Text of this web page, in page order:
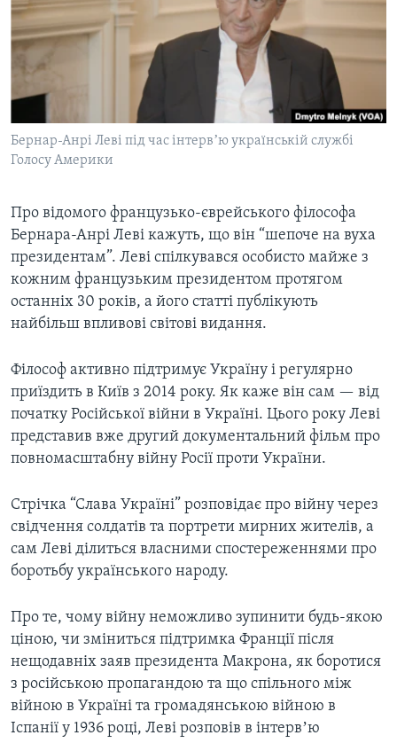
СУСПІЛЬСТВО
ЕКОНОМІКА
ІСТОРІЇ УСПІХУ УКРАЇНЦІВ
ТЕЛЕПРОГРАМИ
ЧАС-TIME
БРИФІНГ ГОЛОСУ АМЕРИКИ
ВІКНО В АМЕРИКУ
ПОГЛЯД З ВАШИНГТОНА
ENGLISH
МИ В СОЦМЕРЕЖАХ
Мови
Бернар-Анрі Леві під час інтервʼю українській службі
Голосу Америки
Про відомого французько-єврейського філософа
Бернара-Анрі Леві кажуть, що він “шепоче на вуха
президентам”. Леві спілкувався особисто майже з
кожним французьким президентом протягом
останніх 30 років, а його статті публікують
найбільш впливові світові видання.
Філософ активно підтримує Україну і регулярно
приїздить в Київ з 2014 року. Як каже він сам — від
початку Російської війни в Україні. Цього року Леві
представив вже другий документальний фільм про
повномасштабну війну Росії проти України.
Стрічка “Слава Україні” розповідає про війну через
свідчення солдатів та портрети мирних жителів, а
сам Леві ділиться власними спостереженнями про
боротьбу українського народу.
Про те, чому війну неможливо зупинити будь-якою
ціною, чи зміниться підтримка Франції після
нещодавніх заяв президента Макрона, як боротися
з російською пропагандою та що спільного між
війною в Україні та громадянською війною в
Іспанії у 1936 році, Леві розповів в інтервʼю